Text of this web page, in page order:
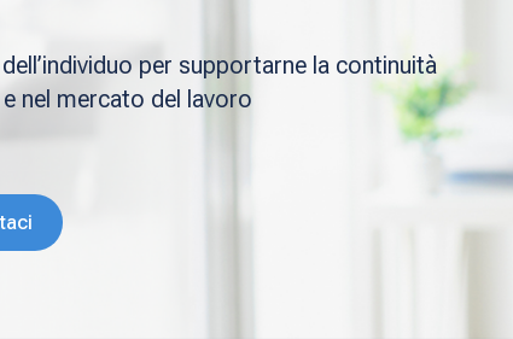
per supportarne la continuità
nel mercato del lavoro